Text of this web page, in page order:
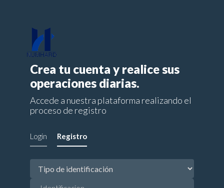
Crea tu cuenta y realice sus
operaciones diarias.
Accede a nuestra plataforma realizando el
proceso de registro
Login Registro